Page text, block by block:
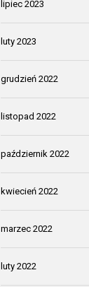
lipiec 2023
luty 2023
grudzień 2022
listopad 2022
październik 2022
kwiecień 2022
marzec 2022
luty 2022